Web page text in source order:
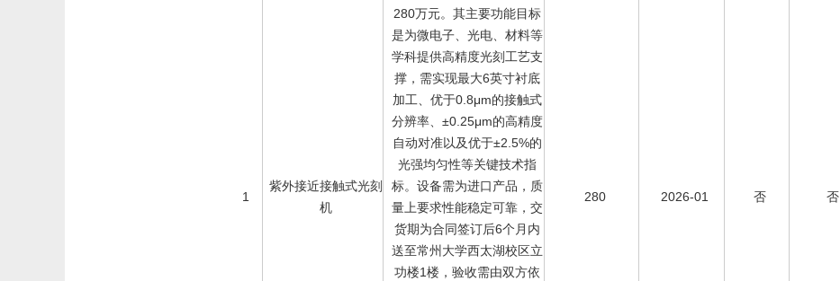
1
紫外接近接触式光刻
机
280万元。其主要功能目标
是为微电子、光电、材料等
学科提供高精度光刻工艺支
撑，需实现最大6英寸衬底
加工、优于0.8μm的接触式
分辨率、±0.25μm的高精度
自动对准以及优于±2.5%的
光强均匀性等关键技术指
标。设备需为进口产品，质
量上要求性能稳定可靠，交
货期为合同签订后6个月内
送至常州大学西太湖校区立
功楼1楼，验收需由双方依
280 2026-01 否 否